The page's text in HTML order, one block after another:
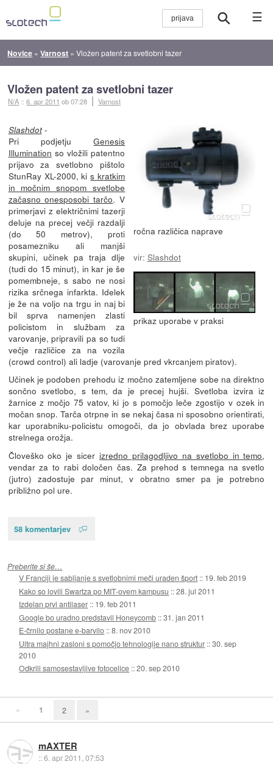
☰
Novice »Varnost »Vložen patent za svetlobni tazer
Vložen patent za svetlobni tazer
N/A ::6. apr 2011 ob 07:28 Varnost
ročna različica naprave
vir: Slashdot
prikaz uporabe v praksi
Slashdot-
Pri podjetjuGenesis
Illumination so vložili patentno
prijavo za svetlobno pištolo
StunRay XL-2000, kis kratkim
in močnim snopom svetlobe
začasno onesposobi tarčo. V
primerjavi z električnimi tazerji
deluje na precej večji razdalji
(do 50 metrov), proti
posamezniku ali manjši
skupini, učinek pa traja dlje
(tudi do 15 minut), in kar je še
pomembneje, s sabo ne nosi
rizika srčnega infarkta. Idelek
je že na voljo na trgu in naj bi
bil sprva namenjen zlasti
policistom in službam za
varovanje, pripravili pa so tudi
večje različice za na vozila
(crowd control) ali ladje (varovanje pred vkrcanjem piratov).
Učinek je podoben prehodu iz močno zatemljene sobe na direktno
sončno svetlobo, s tem, da je precej hujši. Svetloba izvira iz
žarnice z močjo 75 vatov, ki jo s pomočjo leče zgostijo v ozek in
močan snop. Tarča otrpne in se nekaj časa ni sposobno orientirati,
kar uporabniku-policistu omogoči, da jo obvlada brez uporabe
strelnega orožja.
Človeško oko je sicerizredno prilagodljivo na svetlobo in temo,
vendar za to rabi določen čas. Za prehod s temnega na svetlo
(jutro) zadostuje par minut, v obratno smer pa je potrebno
približno pol ure.
58 komentarjev
Preberite si še…
V Franciji je sabljanje s svetlobnimi meči uraden šport :: 19. feb 2019
Kako so lovili Swartza po MIT-ovem kampusu ::28. jul 2011
Izdelan prvi antilaser :: 19. feb 2011
Google bo uradno predstavil Honeycomb ::31. jan 2011
E-črnilo postane e-barvilo ::8. nov 2010
Ultra majhni zasloni s pomočjo tehnologije nano struktur ::30. sep
2010
Odkrili samosestavljive fotocelice ::20. sep 2010
« 1 2 »
mAXTER
::6. apr 2011, 07:53